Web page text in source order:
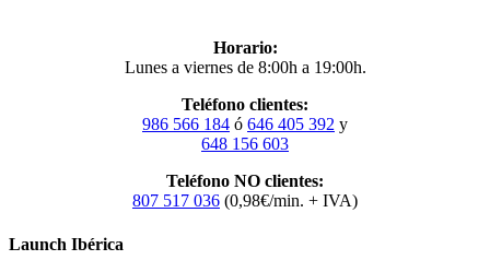
Horario:
Lunes a viernes de 8:00h a 19:00h.
Teléfono clientes:
986 566 184 ó 646 405 392 y
648 156 603
Teléfono NO clientes:
807 517 036 (0,98€/min. + IVA)
Launch Ibérica